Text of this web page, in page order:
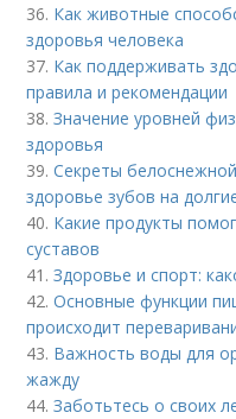
36. Как животные
здоровья человека
37. Как поддерживать
правила и рекомендации
38.Значение уровней
здоровья
39.Секреты
здоровье зубов на
40. Какие продукты
суставов
41.Здоровье и спорт:
42.Основные функции
происходит
43. Важность воды для
жажду
44.Заботьтесь о своих